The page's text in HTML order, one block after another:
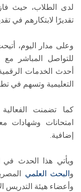
لدى الطلاب، حيث
تقديرًا لابتكارهم في
وعلى مدار اليوم،
للتواصل المباشر مع
أحدث الخدمات
التعليمية وتسهم في
كما تضمنت
امتحانات وشهادات
إضافية.
ويأتي هذا الحدث في
و البحث العلمي
وأعضاء هيئة التدريس